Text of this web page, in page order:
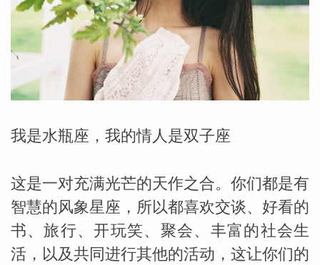
勒中文
苏珊米
我是水瓶座，我的情人是双子座
这是一对充满光芒的天作之合。你们都是有
智慧的风象星座，所以都喜欢交谈、好看的
书、旅行、开玩笑、聚会、丰富的社会生
活，以及共同进行其他的活动，这让你们的